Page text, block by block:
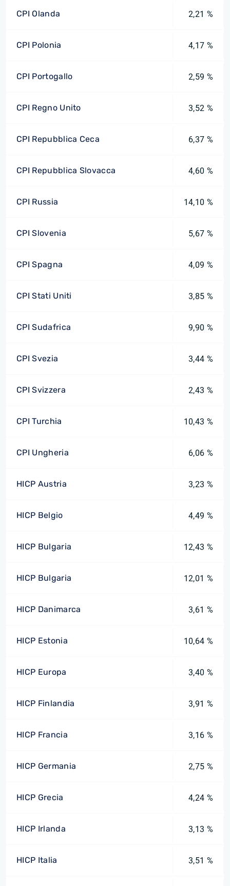
CPI Olanda 2,21 %
CPI Polonia 4,17 %
CPI Portogallo 2,59 %
CPI Regno Unito 3,52 %
CPI Repubblica Ceca 6,37 %
CPI Repubblica Slovacca 4,60 %
CPI Russia 14,10 %
CPI Slovenia 5,67 %
CPI Spagna 4,09 %
CPI Stati Uniti 3,85 %
CPI Sudafrica 9,90 %
CPI Svezia 3,44 %
CPI Svizzera 2,43 %
CPI Turchia 10,43 %
CPI Ungheria 6,06 %
HICP Austria 3,23 %
HICP Belgio 4,49 %
HICP Bulgaria 12,43 %
HICP Bulgaria 12,01 %
HICP Danimarca 3,61 %
HICP Estonia 10,64 %
HICP Europa 3,40 %
HICP Finlandia 3,91 %
HICP Francia 3,16 %
HICP Germania 2,75 %
HICP Grecia 4,24 %
HICP Irlanda 3,13 %
HICP Italia 3,51 %